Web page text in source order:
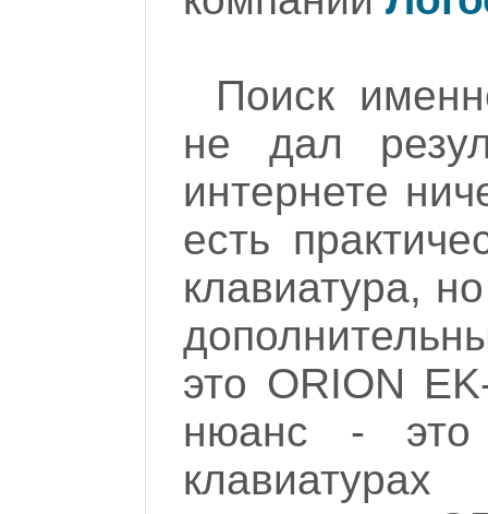
Поиск
не дал
интернете
есть
клавиатура,
это ORION
нюанс - это